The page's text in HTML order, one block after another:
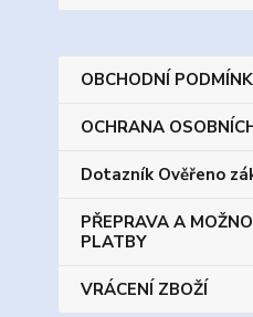
OBCHODNÍ
OCHRANA
Dotazník Ověřeno
PŘEPRAVA A
PLATBY
VRÁCENÍ ZBOŽÍ